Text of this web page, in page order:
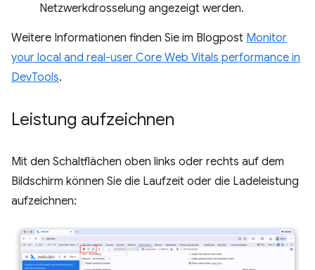
Netzwerkdrosselung angezeigt werden.
Weitere Informationen finden Sie im Blogpost Monitor
your local and real-user Core Web Vitals performance in
DevTools.
Leistung aufzeichnen
Mit den Schaltflächen oben links oder rechts auf dem
Bildschirm können Sie die Laufzeit oder die Ladeleistung
aufzeichnen: